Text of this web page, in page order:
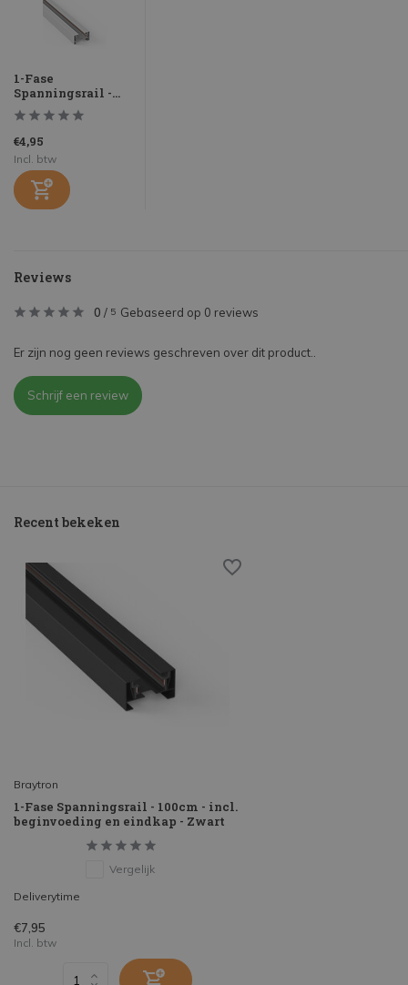
1-Fase
Spanningsrail -...
€4,95
Incl. btw
Reviews
0 / 5 Gebaseerd op 0 reviews
Er zijn nog geen reviews geschreven over dit product..
Schrijf een review
Recent bekeken
Braytron
1-Fase Spanningsrail - 100cm - incl.
beginvoeding en eindkap - Zwart
Vergelijk
Deliverytime
€7,95
Incl. btw